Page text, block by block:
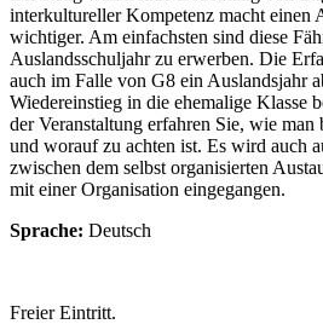
interkultureller Kompetenz macht einen
wichtiger. Am einfachsten sind diese
Auslandsschuljahr zu erwerben. Die
auch im Falle von G8 ein Auslandsjahr
Wiedereinstieg in die ehemalige Klasse
der Veranstaltung erfahren Sie, wie
und worauf zu achten ist. Es wird auch
zwischen dem selbst organisierten
mit einer Organisation eingegangen.
Sprache: Deutsch
Freier Eintritt.